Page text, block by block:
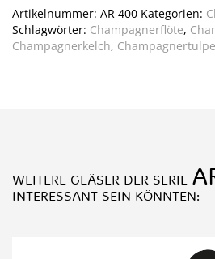
Artikelnummer: AR 400 Kategorien:
Schlagwörter: Champagnerflöte,
Champagnerkelch, Champagnertulpe
WEITERE GLÄSER DER SERIE
INTERESSANT SEIN KÖNNTEN: